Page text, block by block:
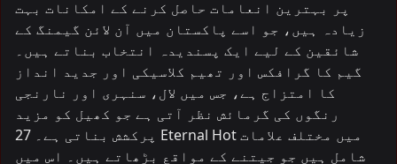
پر بہترین انعامات حاصل کرنے کے امکانات بہت
زیادہ ہیں، جو اسے پاکستان میں آن لائن گیمنگ کے
شائقین کے لیے ایک پسندیدہ انتخاب بناتے ہیں۔
گیم کا گرافکس اور تھیم کلاسیکی اور جدید انداز
کا امتزاج ہے، جس میں لال، سنہری اور نارنجی
رنگوں کی گرمائش نظر آتی ہے جو کھیل کو مزید
پرکشش بناتی ہے۔ 27 Eternal Hot میں مختلف علامات
شامل ہیں جو جیتنے کے مواقع بڑھاتے ہیں۔ اس میں